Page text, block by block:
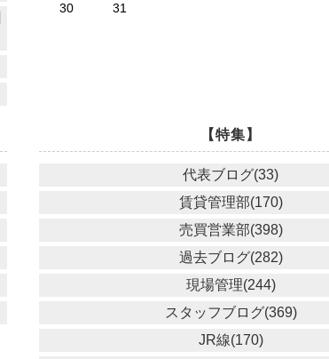
30
31
【特集】
代表ブログ(33)
賃貸管理部(170)
売買営業部(398)
過去ブログ(282)
現場管理(244)
スタッフブログ(369)
JR線(170)